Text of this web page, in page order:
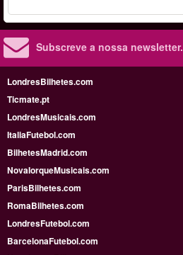
Subscreve a nossa newsletter.
LondresBilhetes.com
Ticmate.pt
LondresMusicais.com
ItaliaFutebol.com
BilhetesMadrid.com
NovaIorqueMusicais.com
ParisBilhetes.com
RomaBilhetes.com
LondresFutebol.com
BarcelonaFutebol.com